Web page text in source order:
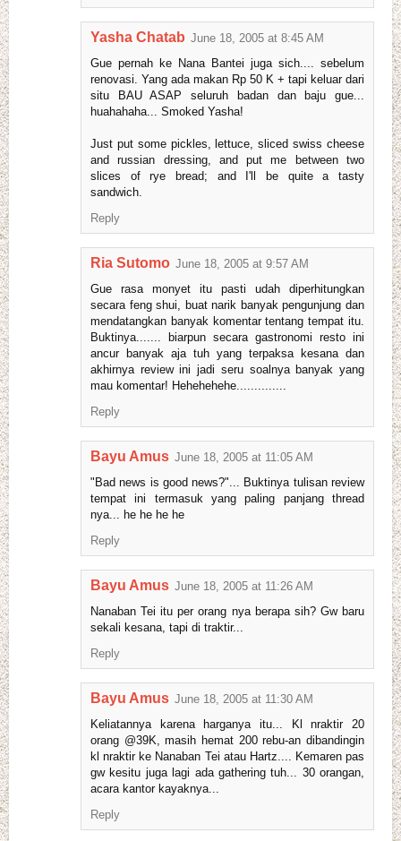
Yasha Chatab June 18, 2005 at 8:45 AM
Gue pernah ke Nana Bantei juga sich.... sebelum
renovasi. Yang ada makan Rp 50 K + tapi keluar dari
situ BAU ASAP seluruh badan dan baju gue...
huahahaha... Smoked Yasha!
Just put some pickles, lettuce, sliced swiss cheese
and russian dressing, and put me between two
slices of rye bread; and I'll be quite a tasty
sandwich.
Reply
Ria Sutomo June 18, 2005 at 9:57 AM
Gue rasa monyet itu pasti udah diperhitungkan
secara feng shui, buat narik banyak pengunjung dan
mendatangkan banyak komentar tentang tempat itu.
Buktinya....... biarpun secara gastronomi resto ini
ancur banyak aja tuh yang terpaksa kesana dan
akhirnya review ini jadi seru soalnya banyak yang
mau komentar! Hehehehehe..............
Reply
Bayu Amus June 18, 2005 at 11:05 AM
"Bad news is good news?"... Buktinya tulisan review
tempat ini termasuk yang paling panjang thread
nya... he he he he
Reply
Bayu Amus June 18, 2005 at 11:26 AM
Nanaban Tei itu per orang nya berapa sih? Gw baru
sekali kesana, tapi di traktir...
Reply
Bayu Amus June 18, 2005 at 11:30 AM
Keliatannya karena harganya itu... Kl nraktir 20
orang @39K, masih hemat 200 rebu-an dibandingin
kl nraktir ke Nanaban Tei atau Hartz.... Kemaren pas
gw kesitu juga lagi ada gathering tuh... 30 orangan,
acara kantor kayaknya...
Reply